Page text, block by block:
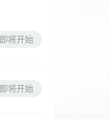
即将开始
即将开始